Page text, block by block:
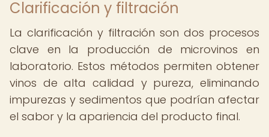
Clarificación y filtración
La clarificación y filtración son dos procesos
clave en la producción de microvinos en
laboratorio. Estos métodos permiten obtener
vinos de alta calidad y pureza, eliminando
impurezas y sedimentos que podrían afectar
el sabor y la apariencia del producto final.